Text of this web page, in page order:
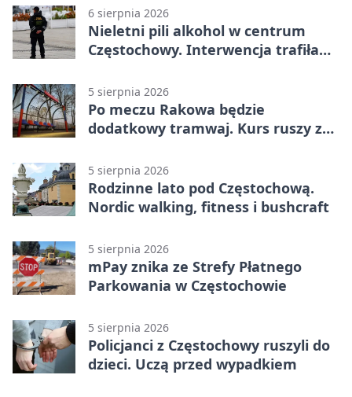
6 sierpnia 2026
Nieletni pili alkohol w centrum
Częstochowy. Interwencja trafiła
5 sierpnia 2026
Po meczu Rakowa będzie
dodatkowy tramwaj. Kurs ruszy ze
5 sierpnia 2026
Rodzinne lato pod Częstochową.
Nordic walking, fitness i bushcraft
5 sierpnia 2026
mPay znika ze Strefy Płatnego
Parkowania w Częstochowie
5 sierpnia 2026
Policjanci z Częstochowy ruszyli do
dzieci. Uczą przed wypadkiem